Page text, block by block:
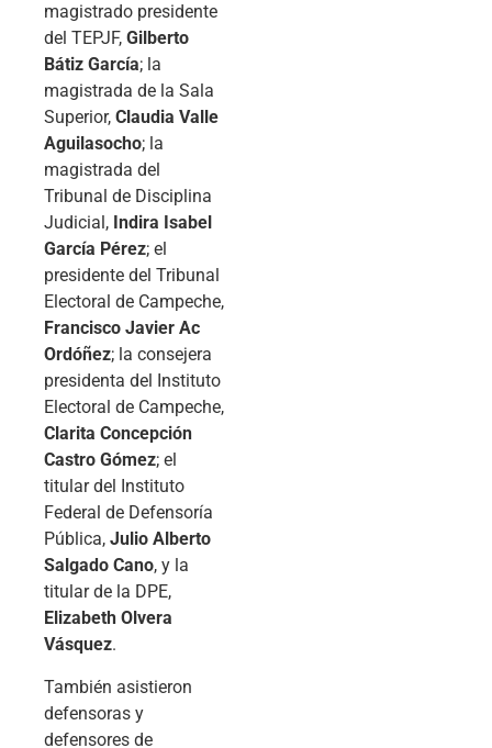
magistrado presidente
del TEPJF, Gilberto
Bátiz García; la
magistrada de la Sala
Superior, Claudia Valle
Aguilasocho; la
magistrada del
Tribunal de Disciplina
Judicial, Indira Isabel
García Pérez; el
presidente del Tribunal
Electoral de Campeche,
Francisco Javier Ac
Ordóñez; la consejera
presidenta del Instituto
Electoral de Campeche,
Clarita Concepción
Castro Gómez; el
titular del Instituto
Federal de Defensoría
Pública, Julio Alberto
Salgado Cano, y la
titular de la DPE,
Elizabeth Olvera
Vásquez.
También asistieron
defensoras y
defensores de